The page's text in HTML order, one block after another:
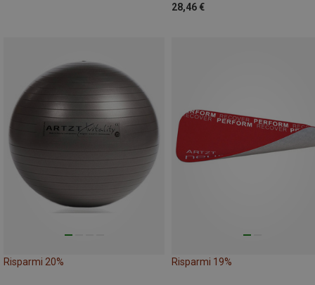
28,46 €
Risparmi 20% Risparmi 19%